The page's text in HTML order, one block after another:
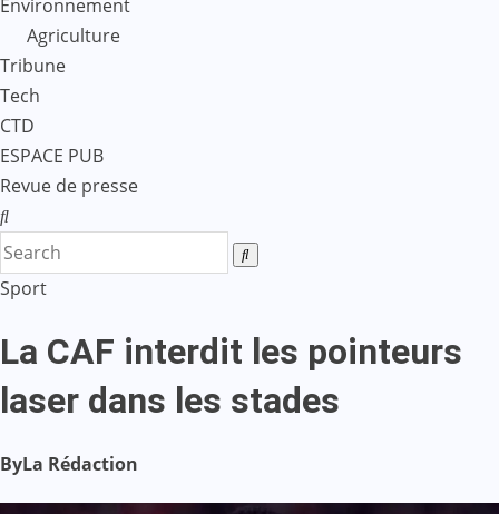
Environnement
Agriculture
Tribune
Tech
CTD
ESPACE PUB
Revue de presse
Sport
La CAF interdit les pointeurs
laser dans les stades
ByLa Rédaction